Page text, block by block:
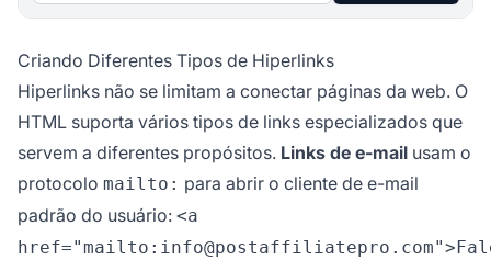
Criando Diferentes Tipos de Hiperlinks
Hiperlinks não se limitam a conectar páginas da web. O
HTML suporta vários tipos de links especializados que
servem a diferentes propósitos. Links de e-mail usam o
protocolo mailto: para abrir o cliente de e-mail
padrão do usuário: <a